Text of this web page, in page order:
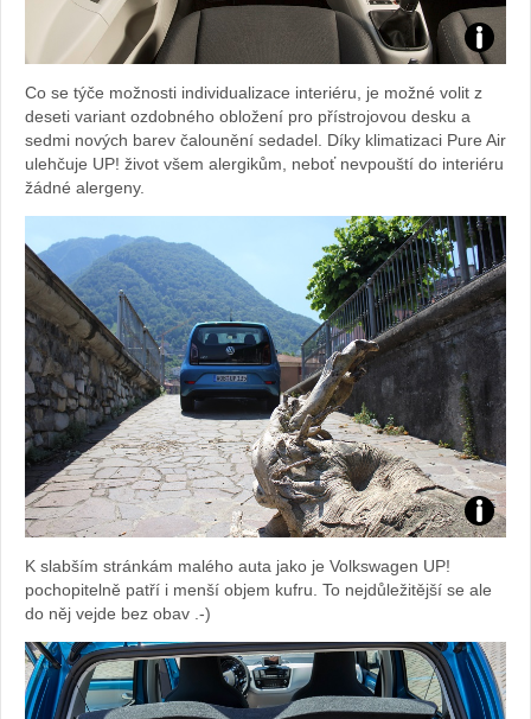
Foto:
archiv
webu
Co se týče možnosti individualizace interiéru, je možné volit z
deseti variant ozdobného obložení pro přístrojovou desku a
sedmi nových barev čalounění sedadel. Díky klimatizaci Pure Air
ulehčuje UP! život všem alergikům, neboť nevpouští do interiéru
žádné alergeny.
Foto:
K slabším stránkám malého auta jako je Volkswagen UP!
pochopitelně patří i menší objem kufru. To nejdůležitější se ale
do něj vejde bez obav .-)